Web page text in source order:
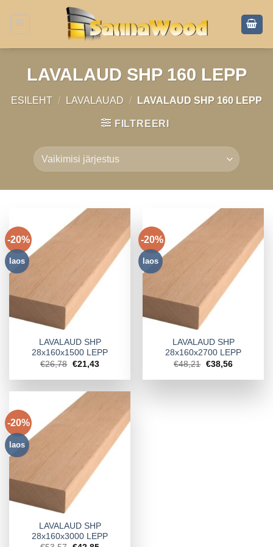
content
LAVALAUD SHP 160 LEPP
ESILEHT / LAVALAUAD / LAVALAUD SHP 160 LEPP
FILTREERI
-20%
laos
LAVALAUD SHP
28x160x1500 LEPP
€26,78 Algne
hind
oli:
€21,43Praegune
on:
-20%
laos
LAVALAUD SHP
28x160x2700 LEPP
€48,21 Algne
hind
oli:
€38,56Praegune
on:
-20%
laos
LAVALAUD SHP
28x160x3000 LEPP